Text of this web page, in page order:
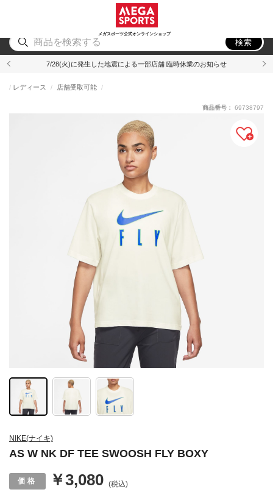
メガスポーツ公式オンラインショップ
アウトドア
検索
7/28(火)に発生した地震による一部店舗 臨時休業のお知らせ
NIKE(ナイキ)
AS W NK DF TEE SWOOSH FLY BOXY
レディース 店舗受取可能
￥3,080 (税込)
商品番号： 69738797